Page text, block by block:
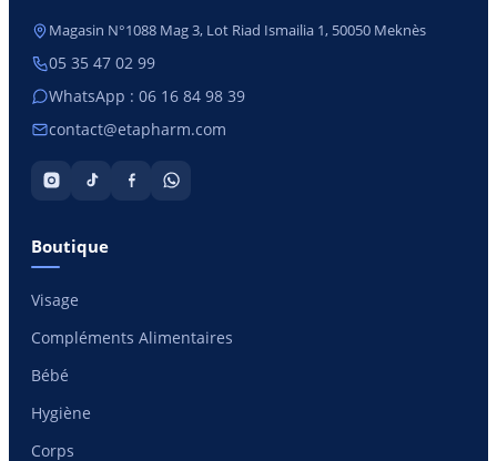
Magasin N°1088 Mag 3, Lot Riad Ismailia 1, 50050 Meknès
05 35 47 02 99
WhatsApp : 06 16 84 98 39
contact@etapharm.com
Boutique
Visage
Compléments Alimentaires
Bébé
Hygiène
Corps